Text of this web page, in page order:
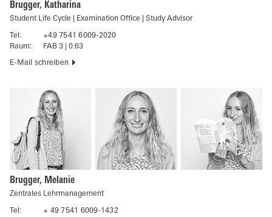
Brugger, Katharina
Student Life Cycle | Examination Office | Study Advisor
Tel:
+49 7541 6009-2020
Raum:
FAB 3 | 0.63
E-Mail schreiben
Brugger, Melanie
Zentrales Lehrmanagement
Tel:
+ 49 7541 6009-1432